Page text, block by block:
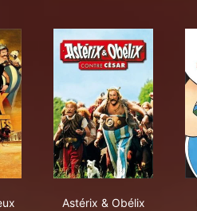
Astérix & Obélix